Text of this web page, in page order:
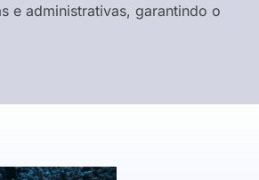
e administrativas, garantindo o